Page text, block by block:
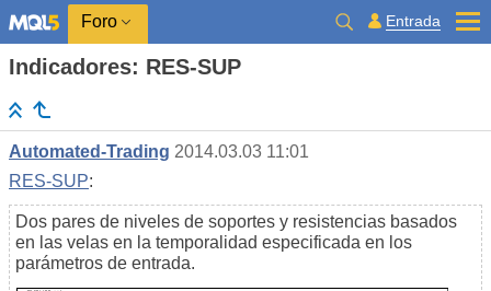
Foro Entrada
Indicadores: RES-SUP
Automated-Trading 2014.03.03 11:01
RES-SUP:
Dos pares de niveles de soportes y resistencias basados
en las velas en la temporalidad especificada en los
parámetros de entrada.